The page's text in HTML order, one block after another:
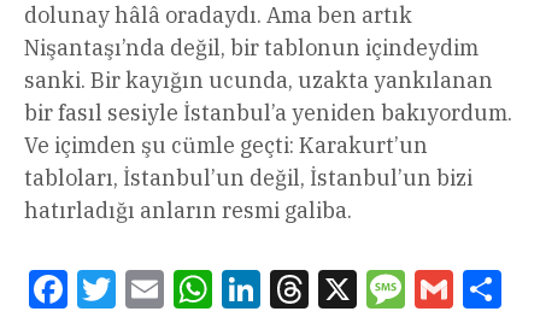
dolunay hâlâ oradaydı. Ama ben artık
Nişantaşı’nda değil, bir tablonun içindeydim
sanki. Bir kayığın ucunda, uzakta yankılanan
bir fasıl sesiyle İstanbul’a yeniden bakıyordum.
Ve içimden şu cümle geçti: Karakurt’un
tabloları, İstanbul’un değil, İstanbul’un bizi
hatırladığı anların resmi galiba.
FacebookTwitterEmail WhatsAppLinkedInThreads
X Message
Gmail